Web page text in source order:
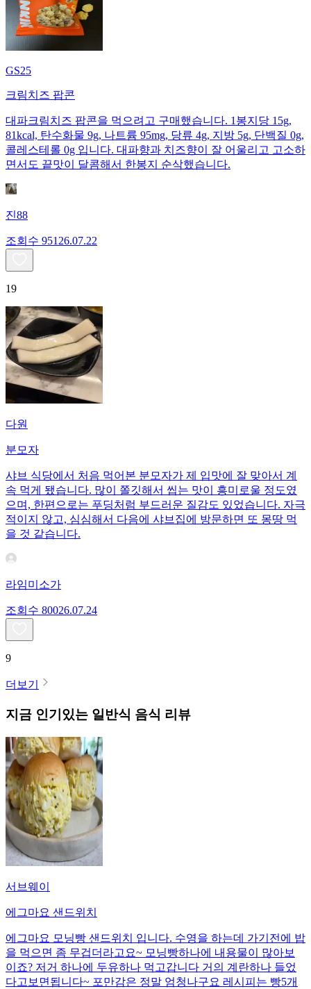
GS25
크림치즈 팝콘
대파크림치즈 팝콘을 먹으려고 구매했습니다. 1봉지당 15g,
81kcal, 탄수화물 9g, 나트륨 95mg, 당류 4g, 지방 5g, 단백질 0g,
콜레스테롤 0g 입니다. 대파향과 치즈향이 잘 어울리고 고소하
면서도 끝맛이 달콤해서 한봉지 순삭했습니다.
진88
조회수 951 26.07.22
19
다원
분모자
샤브 식당에서 처음 먹어본 분모자가 제 입맛에 잘 맞아서 계
속 먹게 됐습니다. 많이 쫄깃해서 씹는 맛이 흥미로울 정도였
으며, 한편으로는 푸딩처럼 부드러운 질감도 있었습니다. 자극
적이지 않고, 심심해서 다음에 샤브집에 방문하면 또 몽땅 먹
을 것 같습니다.
라임미소가
조회수 80026.07.24
9
더보기
지금 인기있는 일반식 음식 리뷰
서브웨이
에그마요 샌드위치
에그마요 모닝빵 샌드위치 입니다. 수영을 하는데 가기전에 밥
을 먹으면 좀 무겁더라고요~ 모닝빵하나에 내용물이 많아보
이죠? 저거 하나에 두유하나 먹고갑니다 거의 계란하나 들었
다고보면됩니다~ 포만감은 정말 엄청나구요 레시피는 빵5개